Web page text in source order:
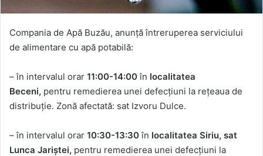
Compania de Apă Buzău, anunță întreruperea serviciului
de alimentare cu apă potabilă:
– în intervalul orar 11:00-14:00în localitatea
Beceni, pentru remedierea unei defecțiuni la rețeaua de
distribuție. Zonă afectată: sat Izvoru Dulce.
– în intervalul orar 10:30-13:30în localitatea Siriu, sat
Lunca Jariștei, pentru remedierea unei defecțiuni la